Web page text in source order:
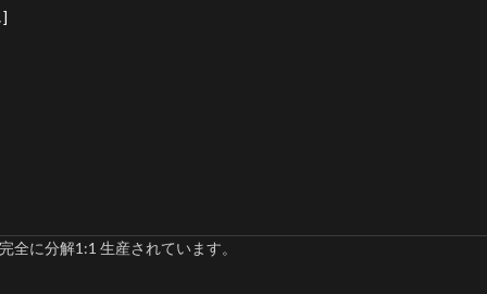
に分解1:1 生産されています。